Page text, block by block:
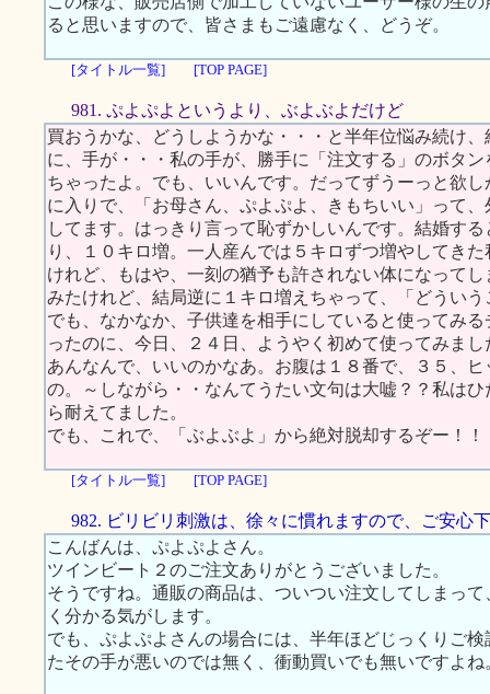
ると思いますので、皆さまもご遠慮なく、どうぞ。
[タイトル一覧] [TOP PAGE]
981. ぷよぷよというより、ぶよぶよだけど
買おうかな、どうしようかな・・・と半年位悩み続け
に、手が・・・私の手が、勝手に「注文する」のボタ
ちゃったよ。でも、いいんです。だってずうーっと欲
に入りで、「お母さん、ぷよぷよ、きもちいい」って
してます。はっきり言って恥ずかしいんです。結婚す
り、１０キロ増。一人産んでは５キロずつ増やしてき
けれど、もはや、一刻の猶予も許されない体になって
みたけれど、結局逆に１キロ増えちゃって、「どうい
でも、なかなか、子供達を相手にしていると使ってみ
ったのに、今日、２４日、ようやく初めて使ってみまし
あんなんで、いいのかなあ。お腹は１８番で、３５、
の。～しながら・・なんてうたい文句は大嘘？？私は
ら耐えてました。
でも、これで、「ぶよぶよ」から絶対脱却するぞー！！
[タイトル一覧] [TOP PAGE]
982. ビリビリ刺激は、徐々に慣れますので、ご安心
こんばんは、ぷよぷよさん。
ツインビート２のご注文ありがとうございました。
そうですね。通販の商品は、ついつい注文してしまっ
く分かる気がします。
でも、ぷよぷよさんの場合には、半年ほどじっくりご
たその手が悪いのでは無く、衝動買いでも無いですよね